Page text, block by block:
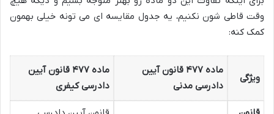
وقت قاطی شون نکنیم، یه جدول مقایسه ای می تونه خیلی بهمون
کمک کنه:
ویژگی
ماده ۴۷۷ قانون آیین
دادرسی مدنی
ماده ۴۷۷ قانون آیین
دادرسی کیفری